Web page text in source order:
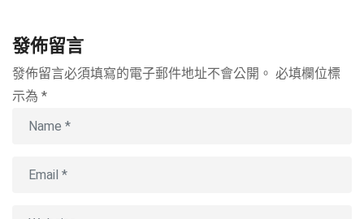
發佈留言
發佈留言必須填寫的電子郵件地址不會公開。 必填欄位標
示為 *